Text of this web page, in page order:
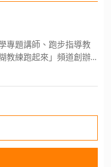
專題講師、跑步指導教
教練跑起來」頻道創辦